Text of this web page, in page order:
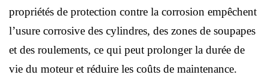
propriétés de protection contre la corrosion empêchent
l’usure corrosive des cylindres, des zones de soupapes
et des roulements, ce qui peut prolonger la durée de
vie du moteur et réduire les coûts de maintenance.